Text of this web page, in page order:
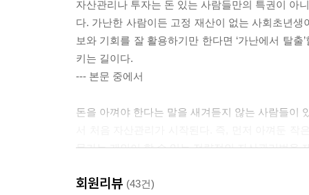
자산관리나 투자는 돈 있는 사람들만의 특권이 아
다. 가난한 사람이든 고정 재산이 없는 사회초년
보와 기회를 잘 활용하기만 한다면 ‘가난에서 탈
키는 길이다.
--- 본문 중에서
돈을 아껴야 한다는 말을 새겨듣지 않는 사람들이
문가는 개인이 할 수 있는 전략적인 자산관리법을
회원리뷰 (43건)